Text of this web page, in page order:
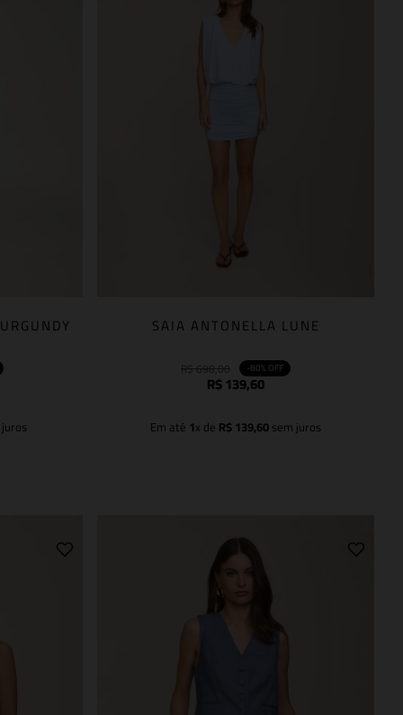
SAIA ANTONELLA LUNE
-80% OFF
R$139,60
Em até 1x de R$139,60sem juros